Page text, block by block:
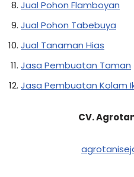
Jual Pohon Flamboyan
Jual Pohon Tabebuya
Jual Tanaman Hias
Jasa Pembuatan Taman
Jasa Pembuatan Kolam
CV.